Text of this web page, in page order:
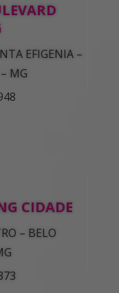
EFIGENIA –
MG
CIDADE
– BELO